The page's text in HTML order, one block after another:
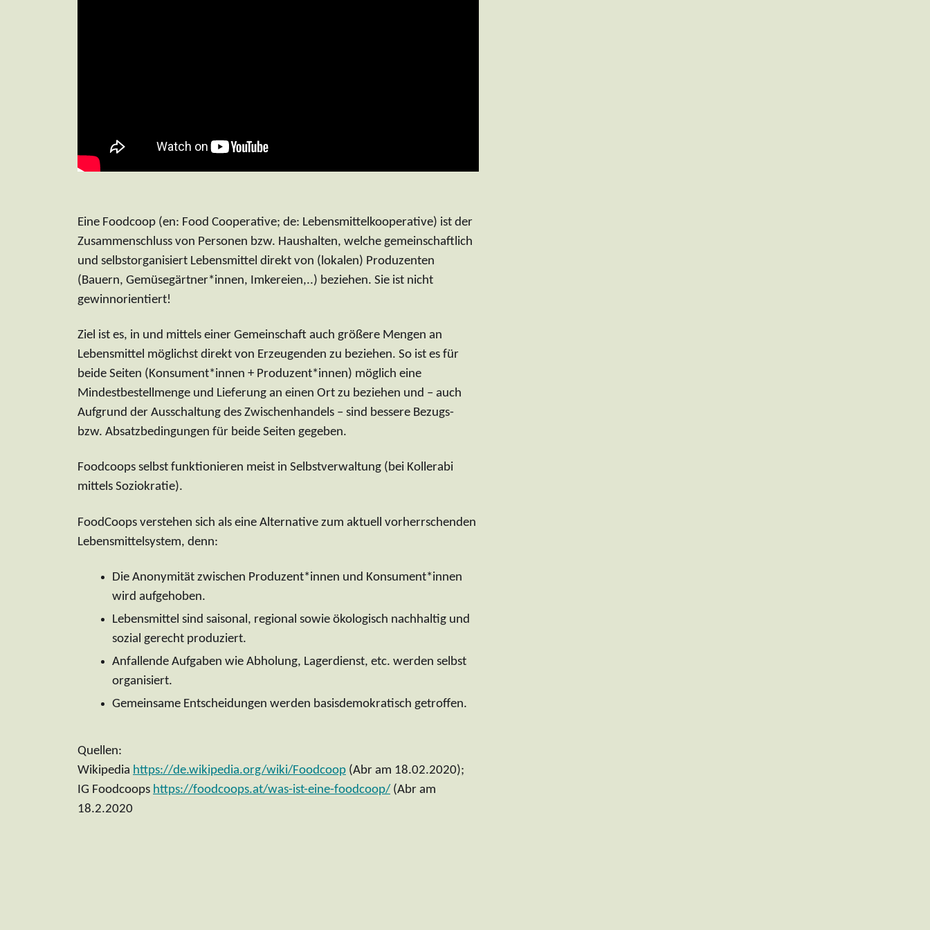
Eine Foodcoop (en: Food Cooperative; de: Lebensmittelkooperative) ist der
Zusammenschluss von Personen bzw. Haushalten, welche gemeinschaftlich
und selbstorganisiert Lebensmittel direkt von (lokalen) Produzenten
(Bauern, Gemüsegärtner*innen, Imkereien,..) beziehen. Sie ist nicht
gewinnorientiert!
Ziel ist es, in und mittels einer Gemeinschaft auch größere Mengen an
Lebensmittel möglichst direkt von Erzeugenden zu beziehen. So ist es für
beide Seiten (Konsument*innen + Produzent*innen) möglich eine
Mindestbestellmenge und Lieferung an einen Ort zu beziehen und – auch
Aufgrund der Ausschaltung des Zwischenhandels – sind bessere Bezugs-
bzw. Absatzbedingungen für beide Seiten gegeben.
Foodcoops selbst funktionieren meist in Selbstverwaltung (bei Kollerabi
mittels Soziokratie).
FoodCoops verstehen sich als eine Alternative zum aktuell vorherrschenden
Lebensmittelsystem, denn:
Die Anonymität zwischen Produzent*innen und Konsument*innen
wird aufgehoben.
Lebensmittel sind saisonal, regional sowie ökologisch nachhaltig und
sozial gerecht produziert.
Anfallende Aufgaben wie Abholung, Lagerdienst, etc. werden selbst
organisiert.
Gemeinsame Entscheidungen werden basisdemokratisch getroffen.
Quellen:
Wikipedia https://de.wikipedia.org/wiki/Foodcoop (Abr am 18.02.2020);
IG Foodcoops https://foodcoops.at/was-ist-eine-foodcoop/ (Abr am
18.2.2020